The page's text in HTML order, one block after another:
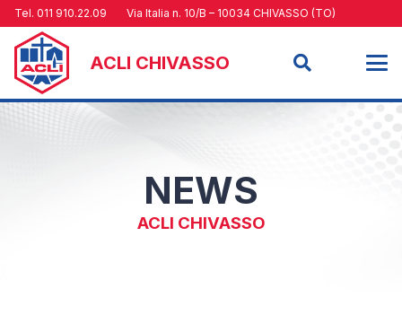
Tel. 011 910.22.09 Via Italia n. 10/B – 10034 CHIVASSO (TO)
ACLI CHIVASSO
NEWS
ACLI CHIVASSO